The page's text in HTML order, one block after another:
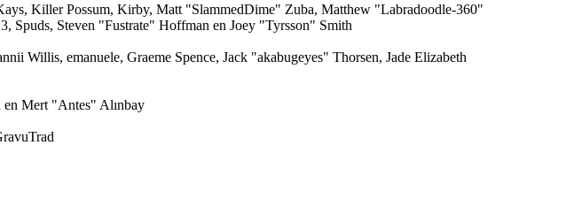
Killer Possum, Kirby, Matt "SlammedDime" Zuba, Matthew "Labradoodle-360"
Spuds, Steven "Fustrate" Hoffman en Joey "Tyrsson" Smith
Willis, emanuele, Graeme Spence, Jack "akabugeyes" Thorsen, Jade Elizabeth
Mert "Antes" Alınbay